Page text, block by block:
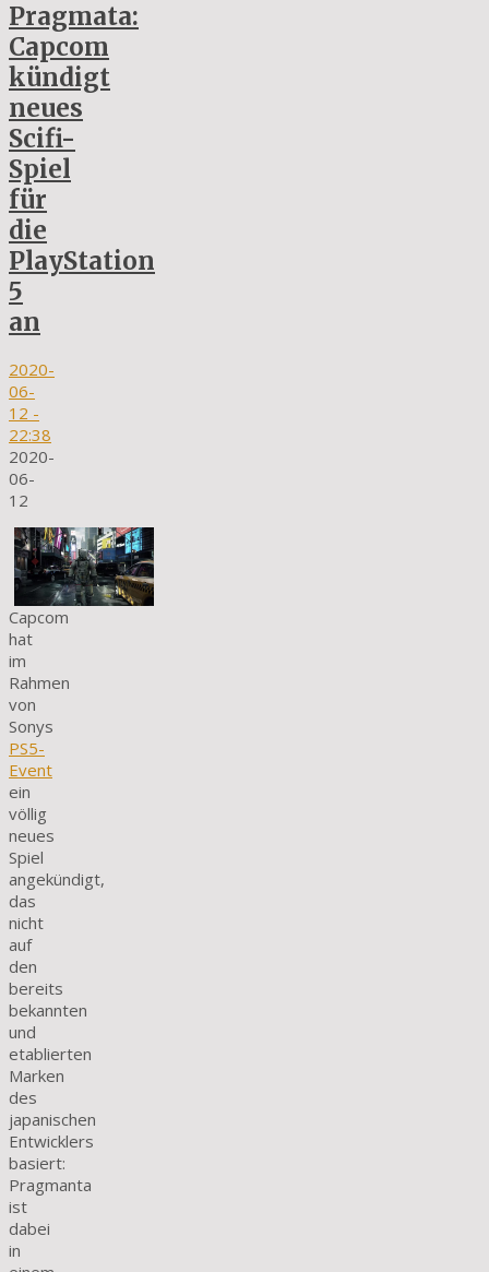
Pragmata:
Capcom
kündigt
neues
Scifi-
Spiel
für
die
PlayStation
5
an
2020-
06-
12 -
22:38
2020-
06-
12
Capcom
hat
im
Rahmen
von
Sonys
PS5-
Event
ein
völlig
neues
Spiel
angekündigt,
das
nicht
auf
den
bereits
bekannten
und
etablierten
Marken
des
japanischen
Entwicklers
basiert:
Pragmanta
ist
dabei
in